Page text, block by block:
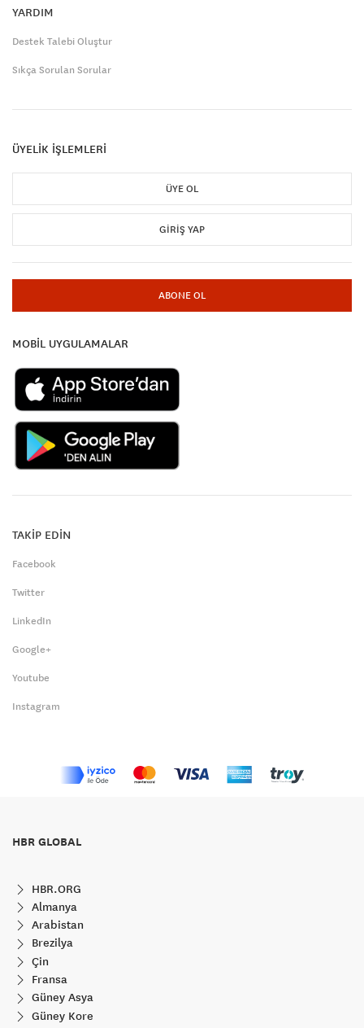
YARDIM
Destek Talebi Oluştur
Sıkça Sorulan Sorular
ÜYELİK İŞLEMLERİ
ÜYE OL
GIRIŞ YAP
ABONE OL
MOBİL UYGULAMALAR
TAKİP EDİN
Facebook
Twitter
LinkedIn
Google+
Youtube
Instagram
HBR GLOBAL
HBR.ORG
Almanya
Arabistan
Brezilya
Çin
Fransa
Güney Asya
Güney Kore